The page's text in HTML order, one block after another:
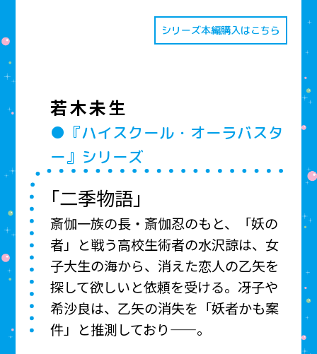
シリーズ本編購入はこちら
若木未生
●『ハイスクール・オーラバスタ
ー』シリーズ
「二季物語」
斎伽一族の長・斎伽忍のもと、「妖の
者」と戦う高校生術者の水沢諒は、女
子大生の海から、消えた恋人の乙矢を
探して欲しいと依頼を受ける。冴子や
希沙良は、乙矢の消失を「妖者かも案
件」と推測しており——。